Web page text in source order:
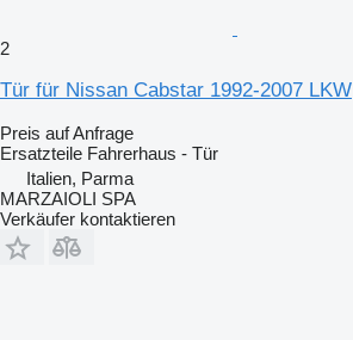
2
Tür für Nissan Cabstar 1992-2007 LKW
Preis auf Anfrage
Ersatzteile Fahrerhaus - Tür
Italien, Parma
MARZAIOLI SPA
Verkäufer kontaktieren